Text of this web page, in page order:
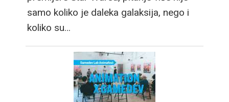
samo koliko je daleka galaksija, nego i
koliko su…